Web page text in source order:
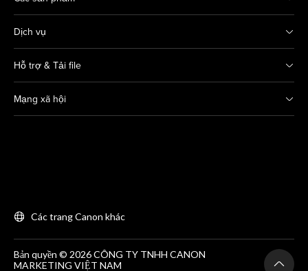
Dịch vụ
Hỗ trợ & Tải file
Mạng xã hội
Các trang Canon khác
Bản quyền © 2026 CÔNG TY TNHH CANON
MARKETING VIỆT NAM